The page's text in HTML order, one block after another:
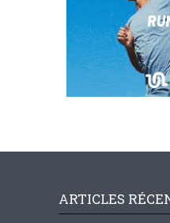
ARTICLES